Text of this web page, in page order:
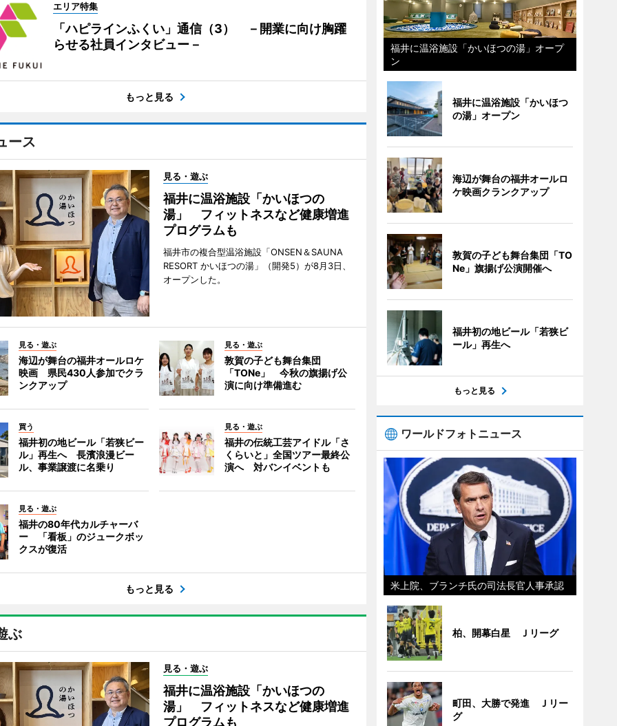
エリア特集
「ハピラインふくい」通信（3） －開業に向け胸躍
らせる社員インタビュー－
もっと見る
ース
見る・遊ぶ
福井に温浴施設「かいほつの
湯」 フィットネスなど健康増進
プログラムも
福井市の複合型温浴施設「ONSEN＆SAUNA
RESORT かいほつの湯」（開発5）が8月3日、
オープンした。
見る・遊ぶ
海辺が舞台の福井オールロケ
映画 県民430人参加でクラ
ンクアップ
見る・遊ぶ
敦賀の子ども舞台集団
「TONe」 今秋の旗揚げ公
演に向け準備進む
買う
福井初の地ビール「若狭ビー
ル」再生へ 長濱浪漫ビー
ル、事業譲渡に名乗り
見る・遊ぶ
福井の伝統工芸アイドル「さ
くらいと」全国ツアー最終公
演へ 対バンイベントも
見る・遊ぶ
福井の80年代カルチャーバ
ー 「看板」のジュークボッ
クスが復活
もっと見る
ぶ
見る・遊ぶ
福井に温浴施設「かいほつの
湯」 フィットネスなど健康増進
プログラムも
福井に温浴施設「かいほつの湯」オープ
ン
福井に温浴施設「かいほつ
の湯」オープン
海辺が舞台の福井オールロ
ケ映画クランクアップ
敦賀の子ども舞台集団「TO
Ne」旗揚げ公演開催へ
福井初の地ビール「若狭ビ
ール」再生へ
もっと見る
ワールドフォトニュース
米上院、ブランチ氏の司法長官人事承認
柏、開幕白星 Ｊリーグ
町田、大勝で発進 Ｊリー
グ